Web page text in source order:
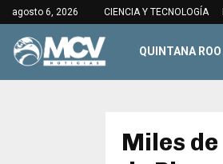
agosto 6, 2026 CIENCIA Y TECNOLOGÍA
QUINTANA ROO
Miles